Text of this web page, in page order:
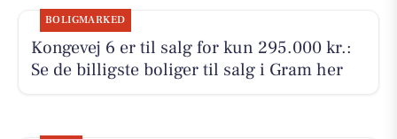
BOLIGMARKED
Kongevej 6 er til salg for kun 295.000 kr.:
Se de billigste boliger til salg i Gram her